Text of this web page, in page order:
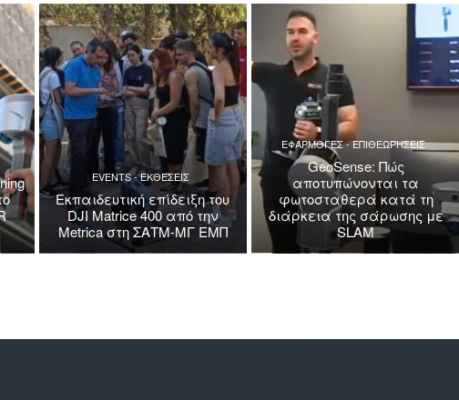
EVENTS - ΕΚΘΕΣΕΙΣ
Εκπαιδευτική επίδειξη του
DJI Matrice 400 από την
Metrica στη ΣΑΤΜ-ΜΓ ΕΜΠ
ΕΦΑΡΜΟΓΕΣ - ΕΠΙΘΕΩΡΗΣΕΙΣ
GeoSense: Πώς
αποτυπώνονται τα
φωτοσταθερά κατά τη
διάρκεια της σάρωσης με
SLAM